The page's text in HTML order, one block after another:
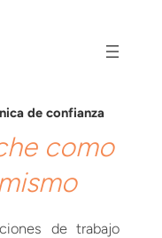
de confianza
como
de trabajo